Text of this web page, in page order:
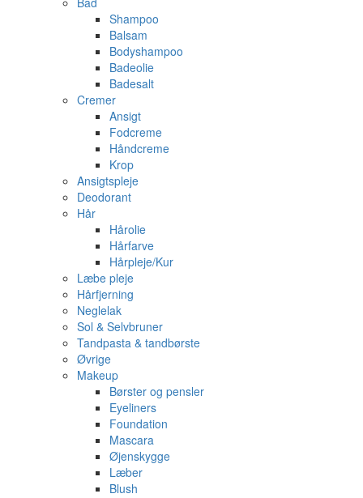
Shampoo
Balsam
Bodyshampoo
Badeolie
Badesalt
Cremer
Ansigt
Fodcreme
Håndcreme
Krop
Ansigtspleje
Deodorant
Hår
Hårolie
Hårfarve
Hårpleje/Kur
Læbe pleje
Hårfjerning
Neglelak
Sol & Selvbruner
Tandpasta & tandbørste
Øvrige
Makeup
Børster og pensler
Eyeliners
Foundation
Mascara
Øjenskygge
Læber
Blush